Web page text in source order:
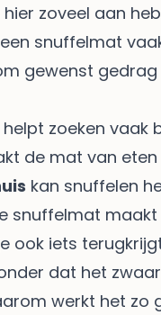
zoveel aan
snuffelmat
gewenst
helpt zoeken vaak
de mat van
kan snuffelen
snuffelmat maakt
ook iets
dat het
werkt het zo